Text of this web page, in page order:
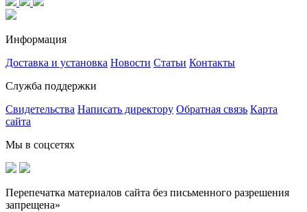
Информация
Доставка и установка Новости Статьи Контакты
Служба поддержки
Свидетельства Написать директору Обратная связь Карта
сайта
Мы в соцсетях
Перепечатка материалов сайта без письменного разрешения
запрещена»